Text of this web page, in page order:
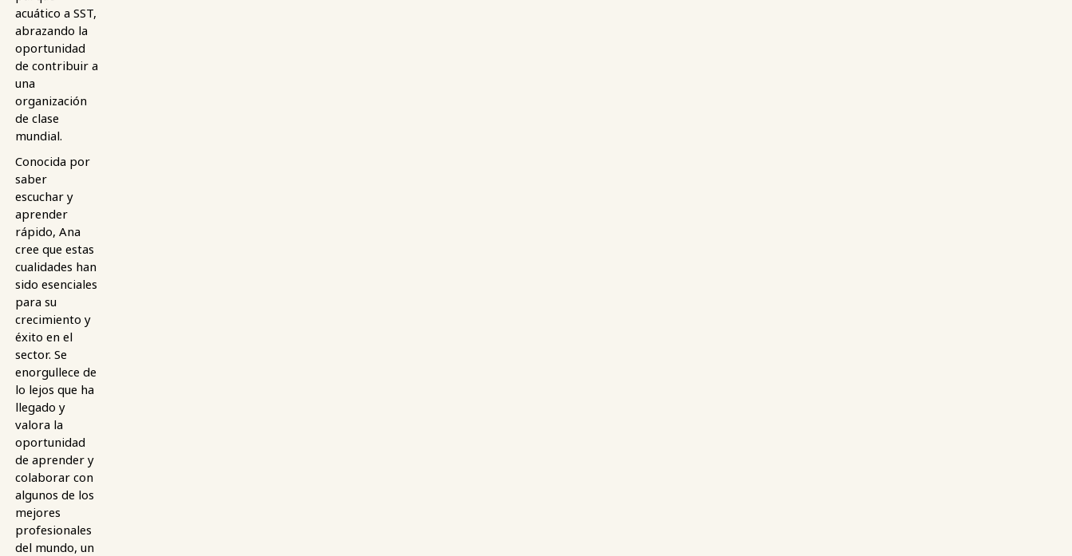
acuático a SST,
abrazando la
oportunidad
de contribuir a
una
organización
de clase
mundial.
Conocida por
saber
escuchar y
aprender
rápido, Ana
cree que estas
cualidades han
sido esenciales
para su
crecimiento y
éxito en el
sector. Se
enorgullece de
lo lejos que ha
llegado y
valora la
oportunidad
de aprender y
colaborar con
algunos de los
mejores
profesionales
del mundo, un